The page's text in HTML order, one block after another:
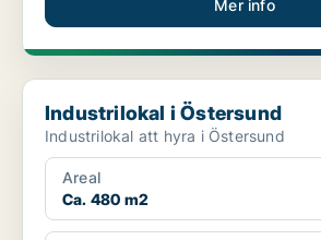
Mer info
Industrilokal i Östersund
Industrilokal i Östersund
Industrilokal att hyra i Östersund
Areal
Ca. 480 m2